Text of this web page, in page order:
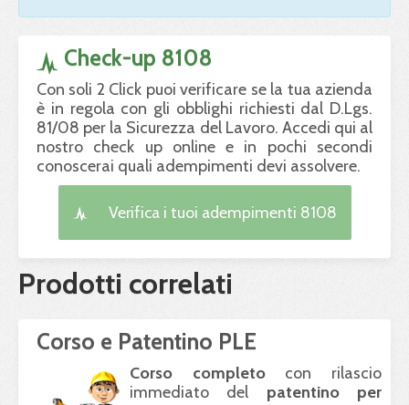
Check-up 8108
Con soli 2 Click puoi verificare se la tua azienda
è in regola con gli obblighi richiesti dal D.Lgs.
81/08 per la Sicurezza del Lavoro. Accedi qui al
nostro check up online e in pochi secondi
conoscerai quali adempimenti devi assolvere.
Verifica i tuoi adempimenti 8108
Prodotti correlati
Corso e Patentino PLE
Corso completocon rilascio
immediato del patentino per